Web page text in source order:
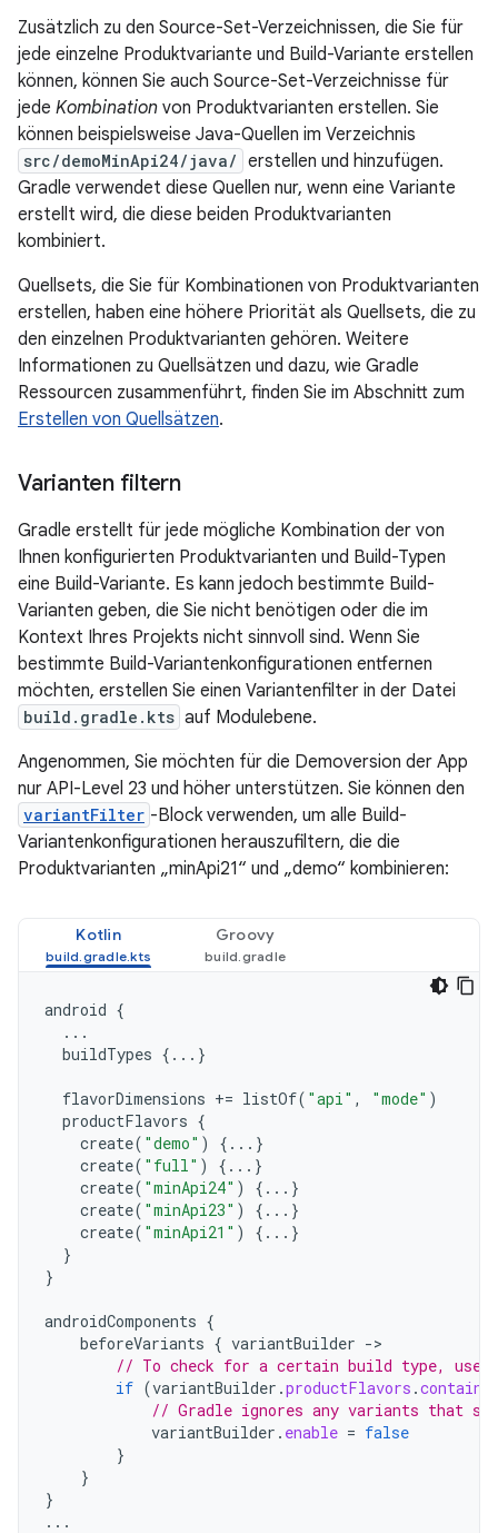
Zusätzlich zu den Source-Set-Verzeichnissen, die Sie für
jede einzelne Produktvariante und Build-Variante erstellen
können, können Sie auch Source-Set-Verzeichnisse für
jede Kombination von Produktvarianten erstellen. Sie
können beispielsweise Java-Quellen im Verzeichnis
src/demoMinApi24/java/ erstellen und hinzufügen.
Gradle verwendet diese Quellen nur, wenn eine Variante
erstellt wird, die diese beiden Produktvarianten
kombiniert.
Quellsets, die Sie für Kombinationen von Produktvarianten
erstellen, haben eine höhere Priorität als Quellsets, die zu
den einzelnen Produktvarianten gehören. Weitere
Informationen zu Quellsätzen und dazu, wie Gradle
Ressourcen zusammenführt, finden Sie im Abschnitt zum
Erstellen von Quellsätzen.
Varianten filtern
Gradle erstellt für jede mögliche Kombination der von
Ihnen konfigurierten Produktvarianten und Build-Typen
eine Build-Variante. Es kann jedoch bestimmte Build-
Varianten geben, die Sie nicht benötigen oder die im
Kontext Ihres Projekts nicht sinnvoll sind. Wenn Sie
bestimmte Build-Variantenkonfigurationen entfernen
möchten, erstellen Sie einen Variantenfilter in der Datei
build.gradle.kts auf Modulebene.
Angenommen, Sie möchten für die Demoversion der App
nur API-Level 23 und höher unterstützen. Sie können den
variantFilter -Block verwenden, um alle Build-
Variantenkonfigurationen herauszufiltern, die die
Produktvarianten „minApi21“ und „demo“ kombinieren:
Kotlin Groovy
android {
...
buildTypes {...}
flavorDimensions += listOf( "api" , "mode" )
productFlavors {
create( "demo" )
{...}
create( "full" )
{...}
create( "minApi24" )
{...}
create( "minApi23" )
{...}
create( "minApi21" )
{...}
}
}
androidComponents {
beforeVariants { variantBuilder ->
// To check for a certain build type, use
if (variantBuilder .productFlavors .
// Gradle ignores any variants that
variantBuilder . enable = false
}
}
}
...